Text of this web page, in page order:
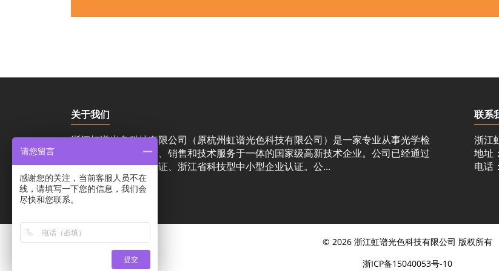
关于我们
浙江虹谱光色科技有限公司（原杭州虹谱光色科技有限公司）是一家专业从事光学检
测设备的研发、生产、销售和技术服务于一体的国家级高新技术企业。公司已经通过
国家高新技术企业认证、浙江省科技型中小型企业认证。公...
联系
浙江
地址
电话
© 2026 浙江虹谱光色科技有限公司 版权所有
浙ICP备15040053号-10
请您留言
感谢您的关注，当前客服人员不在
线，请填写一下您的信息，我们会
尽快和您联系。
提交